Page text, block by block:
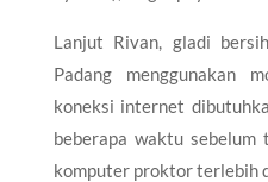
Lanjut Rivan, gladi
Padang menggunakan
koneksi internet
beberapa waktu
komputer proktor terlebih